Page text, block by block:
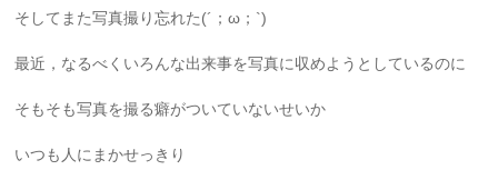
そしてまた写真撮り忘れた(´；ω；`)
最近，なるべくいろんな出来事を写真に収めようとしているのに
そもそも写真を撮る癖がついていないせいか
いつも人にまかせっきり